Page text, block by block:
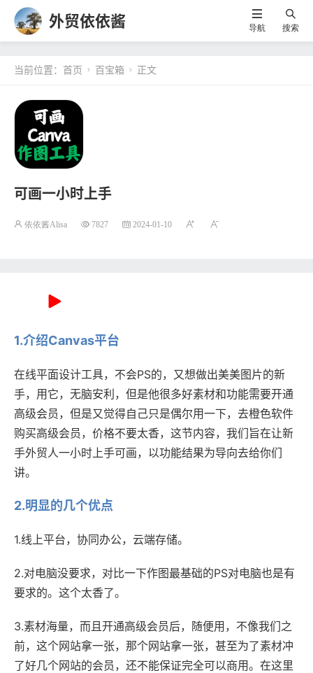
外贸依依酱 导航 搜索
当前位置： 首页  百宝箱  正文
可画一小时上手
依依酱Alisa 7827 2024-01-10
1.介绍Canvas平台
在线平面设计工具，不会PS的，又想做出美美图片的新
手，用它，无脑安利，但是他很多好素材和功能需要开通
高级会员，但是又觉得自己只是偶尔用一下，去橙色软件
购买高级会员，价格不要太香，这节内容，我们旨在让新
手外贸人一小时上手可画，以功能结果为导向去给你们
讲。
2.明显的几个优点
1.线上平台，协同办公，云端存储。
2.对电脑没要求，对比一下作图最基础的PS对电脑也是有
要求的。这个太香了。
3.素材海量，而且开通高级会员后，随便用，不像我们之
前，这个网站拿一张，那个网站拿一张，甚至为了素材冲
了好几个网站的会员，还不能保证完全可以商用。在这里